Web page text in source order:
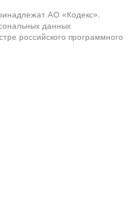
АО «Кодекс».
данных
российского программного